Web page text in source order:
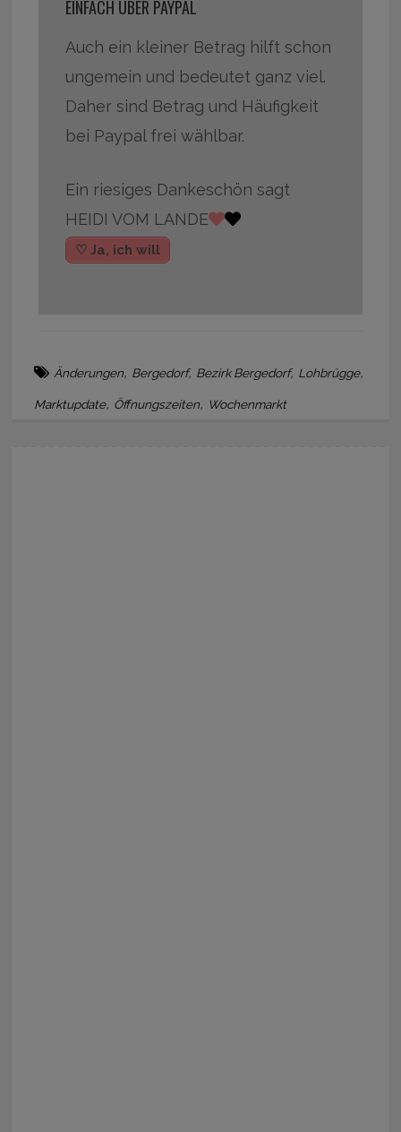
EINFACH ÜBER PAYPAL
Auch ein kleiner Betrag hilft schon
ungemein und bedeutet ganz viel.
Daher sind Betrag und Häufigkeit
bei Paypal frei wählbar.
Ein riesiges Dankeschön sagt
HEIDI VOM LANDE
♡ Ja, ich will
Änderungen, Bergedorf, Bezirk Bergedorf, Lohbrügge,
Marktupdate, Öffnungszeiten, Wochenmarkt